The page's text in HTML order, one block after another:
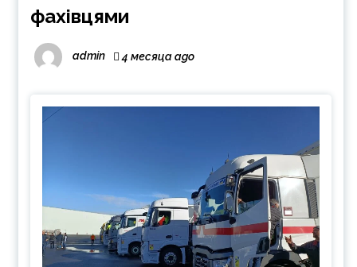
фахівцями
admin 4 месяца ago